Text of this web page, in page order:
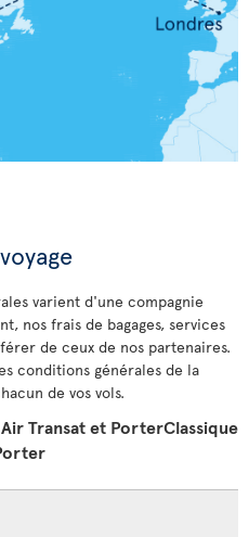
varient d'une compagnie
nos frais de bagages, services
de ceux de nos partenaires.
conditions générales de la
de vos vols.
Transat et PorterClassique